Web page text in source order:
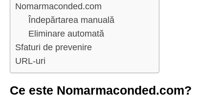
Nomarmaconded.com
Îndepărtarea manuală
Eliminare automată
Sfaturi de prevenire
URL-uri
Ce este Nomarmaconded.com?